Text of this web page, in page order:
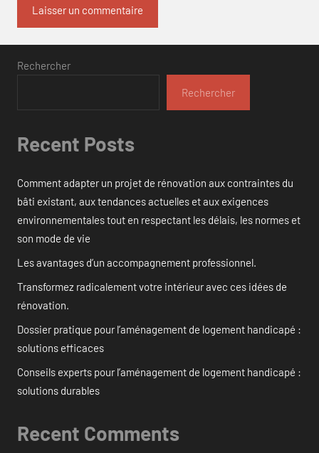
Rechercher
Rechercher
Recent Posts
Comment adapter un projet de rénovation aux contraintes du
bâti existant, aux tendances actuelles et aux exigences
environnementales tout en respectant les délais, les normes et
son mode de vie
Les avantages d’un accompagnement professionnel.
Transformez radicalement votre intérieur avec ces idées de
rénovation.
Dossier pratique pour l’aménagement de logement handicapé :
solutions efficaces
Conseils experts pour l’aménagement de logement handicapé :
solutions durables
Recent Comments